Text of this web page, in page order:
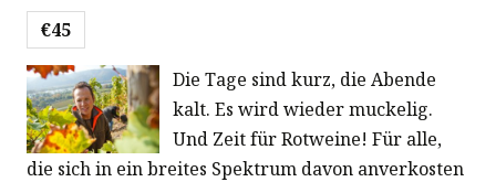
€45
Die Tage sind kurz, die Abende
kalt. Es wird wieder muckelig.
Und Zeit für Rotweine! Für alle,
die sich in ein breites Spektrum davon anverkosten